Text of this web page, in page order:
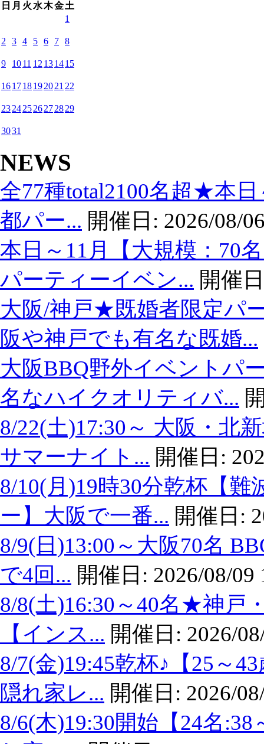
日 月 火 水木金土
1
2 3 4 5 6 7 8
9 1011 12 131415
161718192021 22
23242526272829
3031
NEWS
全77種total2100名超★本
都パー... 開催日: 2026/08/
本日～11月【大規模：70
パーティーイベン... 開催
大阪/神戸★既婚者限定パ
阪や神戸でも有名な既婚...
大阪BBQ野外イベントパ
名なハイクオリティバ...
8/22(土)17:30～ 大阪・
サマーナイト... 開催日:
8/10(月)19時30分乾杯【
ー】大阪で一番... 開催日:
8/9(日)13:00～大阪70名
で4回... 開催日: 2026/08/09
8/8(土)16:30～40名★神戸
【インス... 開催日: 2026/
8/7(金)19:45乾杯♪【25～
隠れ家レ... 開催日: 2026/
8/6(木)19:30開始【24名